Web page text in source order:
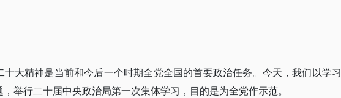
十大精神是当前和今后一个时期全党全国的首要政治任务。今天，我们以学习
举行二十届中央政治局第一次集体学习，目的是为全党作示范。